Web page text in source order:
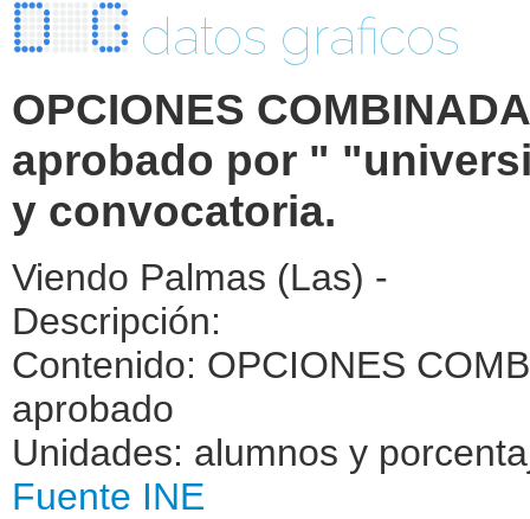
datos graficos
OPCIONES
aprobado por "
y convocatoria.
Viendo Palmas (Las) -
Descripción:
Contenido: OPCIONES
aprobado
Unidades: alumnos y
Fuente INE